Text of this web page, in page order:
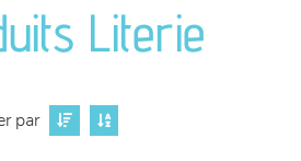
Literie
par